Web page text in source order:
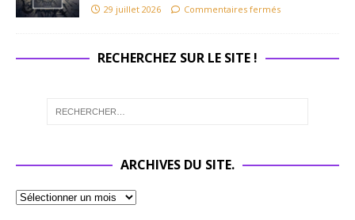
29 juillet 2026 Commentaires fermés
RECHERCHEZ SUR LE SITE !
ARCHIVES DU SITE.